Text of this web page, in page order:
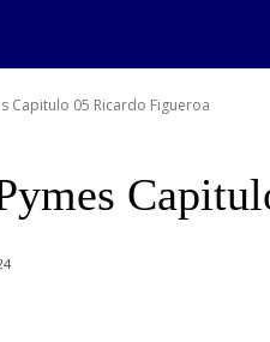
Capitulo 05 Ricardo Figueroa